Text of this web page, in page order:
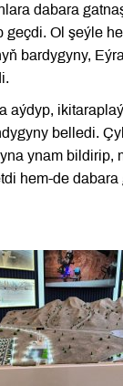
dabara
Ol şeýle
bardygyny,
aýdyp,
belledi.
ynam bildirip,
hem-de